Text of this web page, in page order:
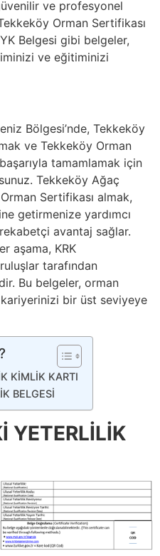
ve profesyonel
Orman Sertifikası
Belgesi gibi belgeler,
ve eğitiminizi
Bölgesi’nde, Tekkeköy
ve Tekkeköy Orman
tamamlamak için
Tekkeköy Ağaç
Sertifikası almak,
getirmenize yardımcı
avantaj sağlar.
aşama, KRK
tarafından
Bu belgeler, orman
bir üst seviyeye
KİMLİK KARTI
BELGESİ
YETERLİLİK